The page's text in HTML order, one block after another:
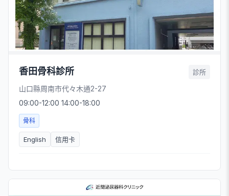
香田骨科診所 診所
山口縣周南市代々木通2-27
09:00-12:00 14:00-18:00
骨科
English 信用卡